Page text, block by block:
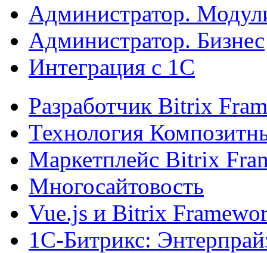
Администратор.
Администратор. Бизнес
Интеграция с 1С
Разработчик Bitrix
Технология
Маркетплейс Bitrix
Многосайтовость
Vue.js и Bitrix
1С-Битрикс: